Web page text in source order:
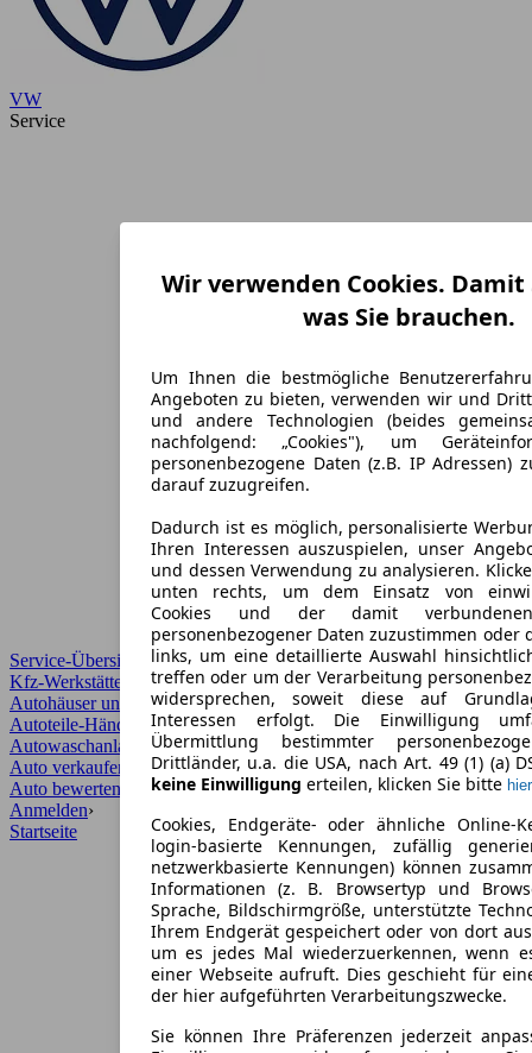
VW
Service
Service-Übersicht
Kfz-Werkstätten
Autohäuser und Händler
Autoteile-Händler
Autowaschanlagen
Auto verkaufen
Auto bewerten
Anmelden›
Wir verwenden Cookies.
was Sie brauchen.
Um Ihnen die bestmögliche
Angeboten zu bieten, verwenden wir und
und andere Technologien (beides
nachfolgend: „Cookies"), um
personenbezogene Daten (z.B. IP Adressen)
darauf zuzugreifen.
Dadurch ist es möglich, personalisierte
Ihren Interessen auszuspielen, unser
und dessen Verwendung zu analysieren.
unten rechts, um dem Einsatz von
Cookies und der damit
personenbezogener Daten zuzustimmen oder
links, um eine detaillierte Auswahl
treffen oder um der Verarbeitung
widersprechen, soweit diese auf
Interessen erfolgt. Die Einwilligung
Übermittlung bestimmter
Drittländer, u.a. die USA, nach Art. 49 (1) (a)
keine Einwilligung erteilen, klicken Sie bitte hier
Cookies, Endgeräte- oder ähnliche Online-
login-basierte Kennungen, zufällig
netzwerkbasierte Kennungen) können
Informationen (z. B. Browsertyp und
Sprache, Bildschirmgröße, unterstützte
Ihrem Endgerät gespeichert oder von dort
um es jedes Mal wiederzuerkennen, wenn
einer Webseite aufruft. Dies geschieht für
der hier aufgeführten Verarbeitungszwecke.
Sie können Ihre Präferenzen jederzeit
Startseite